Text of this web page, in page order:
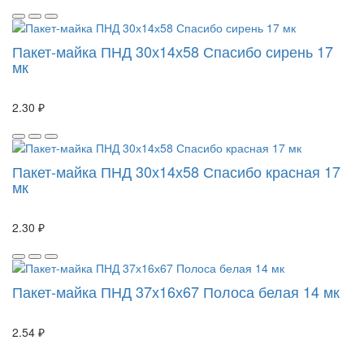
Пакет-майка ПНД 30х14х58 Спасибо сирень 17
мк
2.30 ₽
Пакет-майка ПНД 30х14х58 Спасибо красная 17
мк
2.30 ₽
Пакет-майка ПНД 37х16х67 Полоса белая 14 мк
2.54 ₽